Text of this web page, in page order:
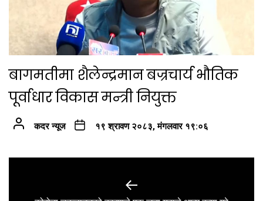
बागमतीमा शैलेन्द्रमान बज्रचार्य भौतिक
पूर्वाधार विकास मन्त्री नियुक्त
कदर न्यूज १९ श्रावण २०८३, मंगलवार १९:०६